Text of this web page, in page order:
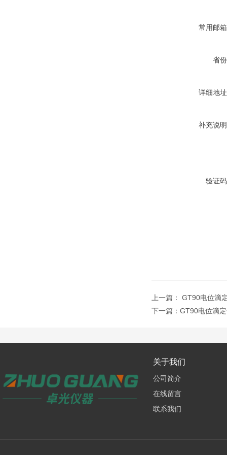
常用邮
省
详细地
补充说
验证
上一篇： GT90电位滴
下一篇： GT90电位滴
关于我们
公司简介
在线留言
联系我们